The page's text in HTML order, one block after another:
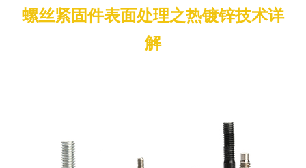
螺丝紧固件表面处理之热镀锌技术详
解